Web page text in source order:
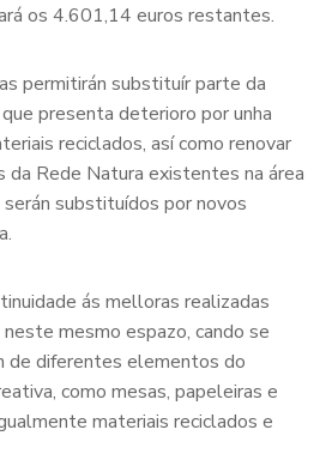
os 4.601,14 euros restantes.
permitirán substituír parte da
presenta deterioro por unha
reciclados, así como renovar
da Rede Natura existentes na área
substituídos por novos
ás melloras realizadas
mesmo espazo, cando se
de diferentes elementos do
como mesas, papeleiras e
materiais reciclados e